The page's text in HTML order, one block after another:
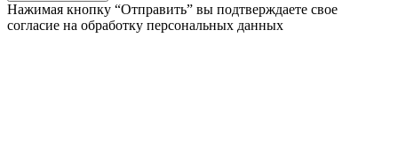
Нажимая кнопку “Отправить” вы подтверждаете свое
согласие на обработку персональных данных